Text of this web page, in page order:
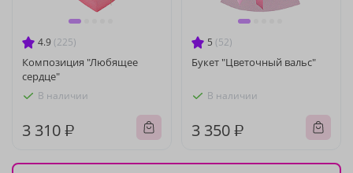
4.9 (225)
Композиция "Любящее
сердце"
В наличии
3 310 ₽
5 (52)
Букет "Цветочный вальс"
В наличии
3 350 ₽